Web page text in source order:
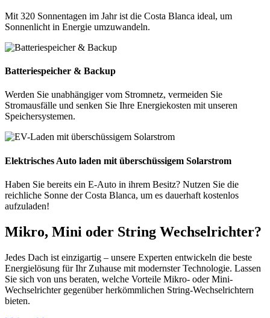
Mit 320 Sonnentagen im Jahr ist die Costa Blanca ideal, um
Sonnenlicht in Energie umzuwandeln.
Batteriespeicher & Backup
Werden Sie unabhängiger vom Stromnetz, vermeiden Sie
Stromausfälle und senken Sie Ihre Energiekosten mit unseren
Speichersystemen.
Elektrisches Auto laden mit überschüssigem Solarstrom
Haben Sie bereits ein E-Auto in ihrem Besitz? Nutzen Sie die
reichliche Sonne der Costa Blanca, um es dauerhaft kostenlos
aufzuladen!
Mikro, Mini oder String Wechselrichter?
Jedes Dach ist einzigartig – unsere Experten entwickeln die beste
Energielösung für Ihr Zuhause mit modernster Technologie. Lassen
Sie sich von uns beraten, welche Vorteile Mikro- oder Mini-
Wechselrichter gegenüber herkömmlichen String-Wechselrichtern
bieten.